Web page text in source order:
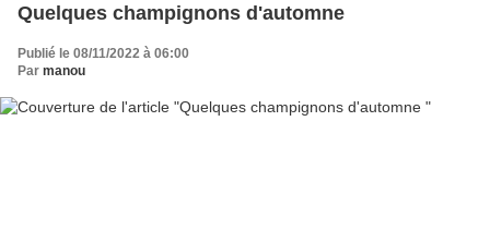
Quelques champignons d'automne
Publié le 08/11/2022 à 06:00
Par manou